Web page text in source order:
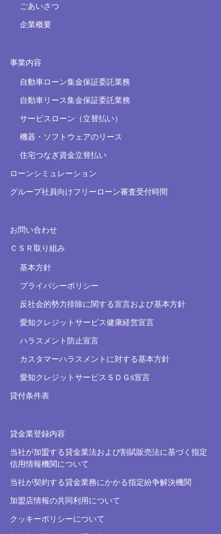
ごあいさつ
企業概要
事業内容
自動車ローン集金保証委託業務
自動車リース集金保証委託業務
サービスローン（立替払い）
機器・ソフトウェアのリース
住宅つなぎ資金立替払い
ローンシミュレーション
グループ社員向けフリーローン審査受付時間
お問い合わせ
ＣＳＲ取り組み
基本方針
プライバシーポリシー
反社会的勢力排除に関する宣言および基本方針
愛知クレジットサービス健康経営宣言
ハラスメント防止宣言
カスタマーハラスメントに対する基本方針
愛知クレジットサービスＳＤＧs宣言
貸付条件表
貸金業登録内容
当社が加盟する貸金業法および割賦販売法に基づく指定
信用情報機関について
当社が契約する貸金業務にかかる指定紛争解決機関
加盟店情報の共同利用について
クッキーポリシーについて